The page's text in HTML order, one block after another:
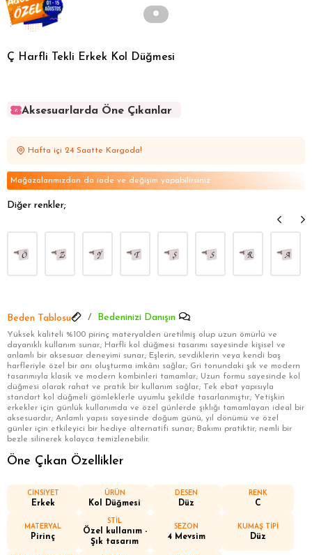
Ç Harfli Tekli Erkek Kol Düğmesi
Aksesuarlarda Öne Çıkanlar
Aksesuarlarda Öne Çıkanlar
Hafta içi 24 Saatte Kargoda!
Mağazalarımızdan da iade ve değişim yapabilirsiniz
Diğer renkler;
Beden Tablosu Bedeninizi Danışın
Yüksek kaliteli %100 pirinç materyalden üretilmiş olup uzun ömürlü ve
dayanıklı kullanım sunar.; Harfli kol düğmesi tasarımı sayesinde kişisel ve
anlamlı bir aksesuar deneyimi sunar.; Eşlerin, sevdiklerin veya kendi baş
harfleriyle özel bir anı oluşturma imkânı sağlar.; Gri tonundaki şık ve modern
tasarımıyla klasik ve modern kombinleri tamamlar.; Uzun formu sayesinde kol
düğmesi olarak rahat ve pratik bir kullanım sağlar.; Tek ebat yapısıyla
standart kol düğmeli gömleklerle uyumlu şekilde tasarlanmıştır.; Yetişkin
erkekler için günlük kullanımda ve özel günlerde şıklığı tamamlayan ideal bir
aksesuardır.; Anlamlı yapısı sayesinde doğum günü, yıl dönümü ve özel
günler için etkileyici bir hediye alternatifi sunar.; Bakımı pratiktir; nemli bir
bezle silinerek kolayca temizlenebilir.
Öne Çıkan Özellikler
CİNSİYET
Erkek
ÜRÜN
Kol Düğmesi
DESEN
Düz
RENK
C
MATERYAL
Pirinç
STİL
Özel kullanım -
Şık tasarım
SEZON
4 Mevsim
KUMAŞ TİPİ
Düz